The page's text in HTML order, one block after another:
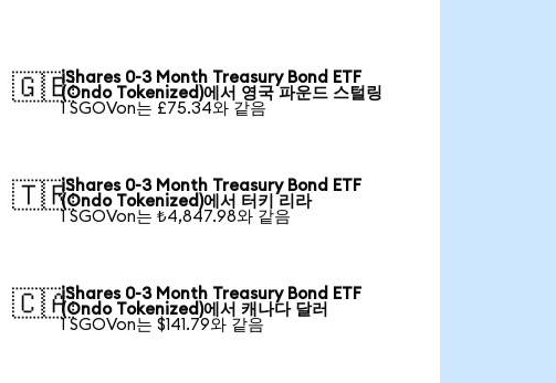
🇬🇧iShares 0-3 Month Treasury Bond ETF
(Ondo Tokenized)에서 영국 파운드 스털링
1 SGOVon는 £75.34와 같음
🇹🇷iShares 0-3 Month Treasury Bond ETF
(Ondo Tokenized)에서 터키 리라
1 SGOVon는 ₺4,847.98와 같음
🇨🇦iShares 0-3 Month Treasury Bond ETF
(Ondo Tokenized)에서 캐나다 달러
1 SGOVon는 $141.79와 같음